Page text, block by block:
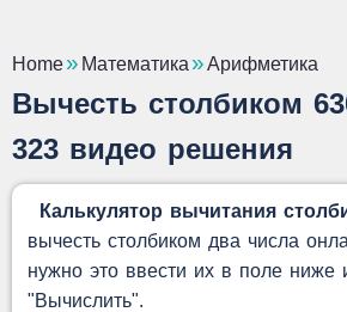
Home Математика Арифметика
Вычесть столбиком
323 видео решения
Калькулятор вычитания
вычесть столбиком два числа
нужно это ввести их в поле ниже
"Вычислить".